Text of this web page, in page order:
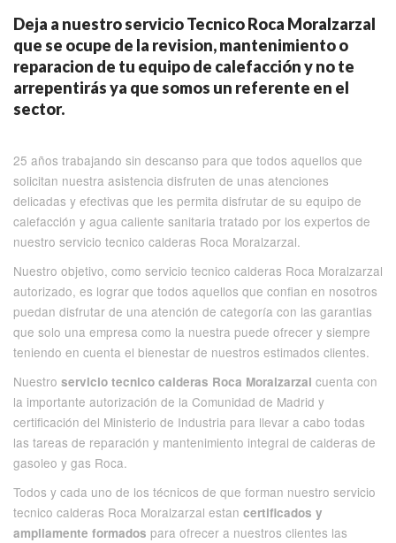
Deja a nuestro servicio Tecnico Roca Moralzarzal
que se ocupe de la revision, mantenimiento o
reparacion de tu equipo de calefacción y no te
arrepentirás ya que somos un referente en el
sector.
25 años trabajando sin descanso para que todos aquellos que
solicitan nuestra asistencia disfruten de unas atenciones
delicadas y efectivas que les permita disfrutar de su equipo de
calefacción y agua caliente sanitaria tratado por los expertos de
nuestro servicio tecnico calderas Roca Moralzarzal.
Nuestro objetivo, como servicio tecnico calderas Roca Moralzarzal
autorizado, es lograr que todos aquellos que confian en nosotros
puedan disfrutar de una atención de categoría con las garantias
que solo una empresa como la nuestra puede ofrecer y siempre
teniendo en cuenta el bienestar de nuestros estimados clientes.
Nuestro servicio tecnico calderas Roca Moralzarzal cuenta con
la importante autorización de la Comunidad de Madrid y
certificación del Ministerio de Industria para llevar a cabo todas
las tareas de reparación y mantenimiento integral de calderas de
gasoleo y gas Roca.
Todos y cada uno de los técnicos de que forman nuestro servicio
tecnico calderas Roca Moralzarzal estan certificados y
ampliamente formados para ofrecer a nuestros clientes las